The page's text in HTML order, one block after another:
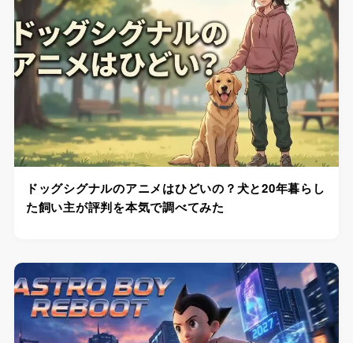
ドッグシグナルのアニメはひどいの？犬と20年暮らし
た飼い主が評判を本気で調べてみた